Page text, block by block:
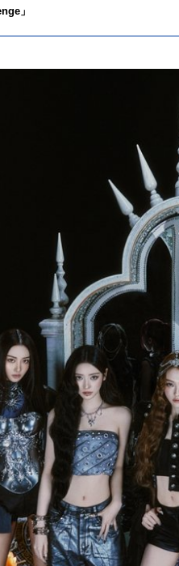
」